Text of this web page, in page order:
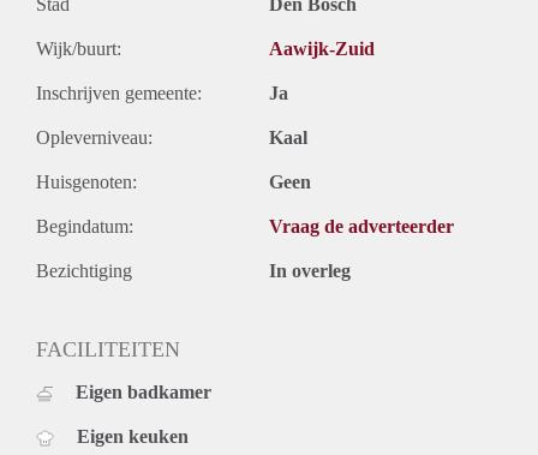
Wijk/buurt: Aawijk-Zuid
Inschrijven gemeente: Ja
Opleverniveau: Kaal
Huisgenoten: Geen
Begindatum: Vraag de adverteerder
Bezichtiging In overleg
FACILITEITEN
Eigen badkamer
Eigen keuken